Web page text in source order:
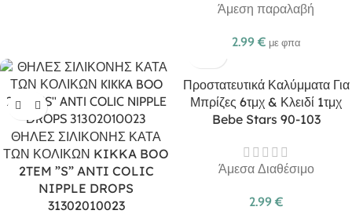
Άμεση παραλαβή
2.99 € με φπα
ΘΗΛΕΣ ΣΙΛΙΚΟΝΗΣ ΚΑΤΑ
ΤΩΝ ΚΟΛΙΚΩΝ KIKKA BOO
2TEM ”S” ANTI COLIC
NIPPLE DROPS
31302010023
Προστατευτικά Καλύμματα Για
Μπρίζες 6τμχ & Κλειδί 1τμχ
Bebe Stars 90-103
Άμεσα Διαθέσιμο
2.99 €